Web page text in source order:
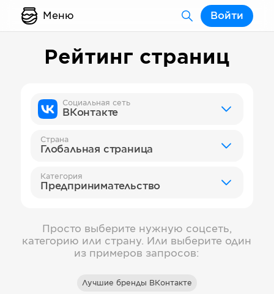
Меню Войти
Рейтинг страниц
Социальная сеть
ВКонтакте
Страна
Глобальная страница
Категория
Предпринимательство
Просто выберите нужную соцсеть,
категорию или страну. Или выберите один
из примеров запросов:
Лучшие бренды ВКонтакте